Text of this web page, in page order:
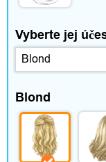
Vyberte jej
Blond